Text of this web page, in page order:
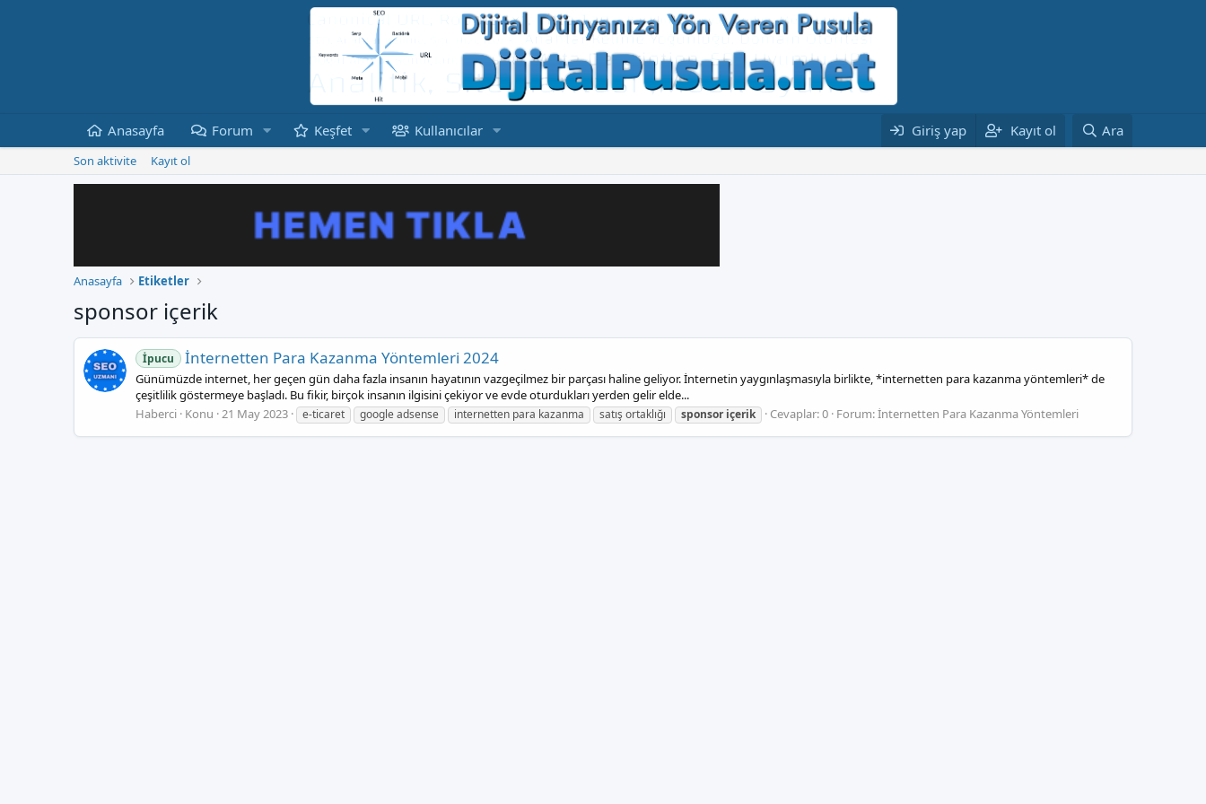
Anasayfa Forum Keşfet Kullanıcılar Giriş yap Kayıt ol Ara
Son aktivite Kayıt ol
Anasayfa Etiketler
sponsor içerik
İpucu İnternetten Para Kazanma Yöntemleri 2024
Günümüzde internet, her geçen gün daha fazla insanın hayatının vazgeçilmez bir parçası haline geliyor. İnternetin yaygınlaşmasıyla birlikte, *internetten para kazanma yöntemleri* de
çeşitlilik göstermeye başladı. Bu fikir, birçok insanın ilgisini çekiyor ve evde oturdukları yerden gelir elde...
Haberci Konu 21 May 2023 e-ticaret google adsense internetten para kazanma satış ortaklığı sponsor içerik Cevaplar: 0 Forum:İnternetten Para Kazanma Yöntemleri